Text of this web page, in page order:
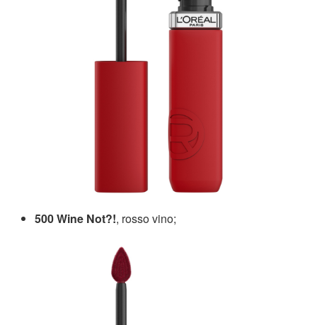
500 Wine Not?!, rosso vino;